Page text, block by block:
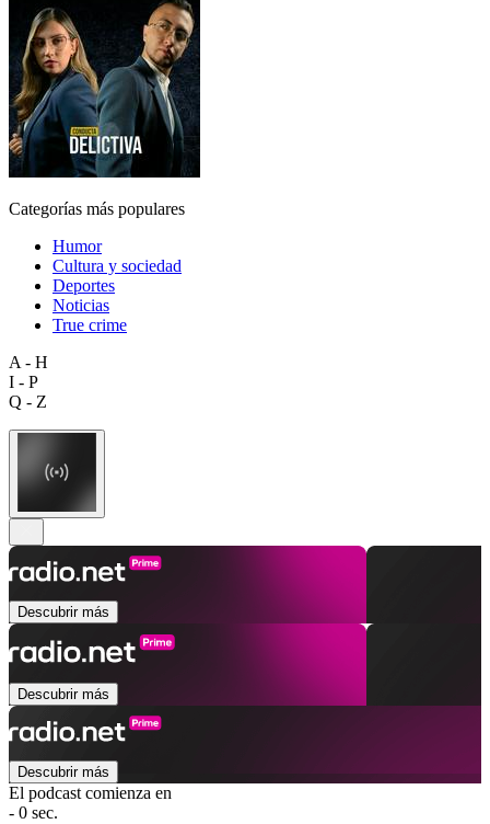
Categorías más populares
Humor
Cultura y sociedad
Deportes
Noticias
True crime
A - H
I - P
Q - Z
Descubrir más
Descubrir más
Descubrir más
El podcast comienza en
- 0 sec.